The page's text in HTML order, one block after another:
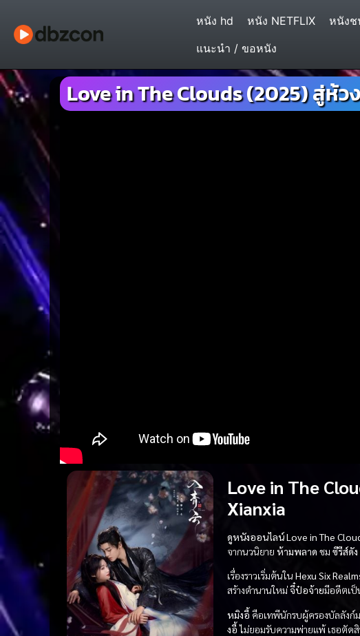
หนัง hd หนัง NETFLIX หนังช
แนะนำ / ขอหนัง
Love in The Clouds (2025) สู่ห้ว
Love in The
Xianxia
ดูหนังออนไลน์Love in The
จากนวนิยาย ห้ามพลาด ชม ซีรีส์ดัง
เรื่องราวเริ่มต้นใน Hexu Six
สร้างตำนานใหม่จี๋ป๋อจ้ายมีอดีตเป็
หมิงอี้ คือเทพีนักรบผู้ครองบัลลังก์
งอี้ไม่ยอมรับความพ่ายแพ้ เธอตัด